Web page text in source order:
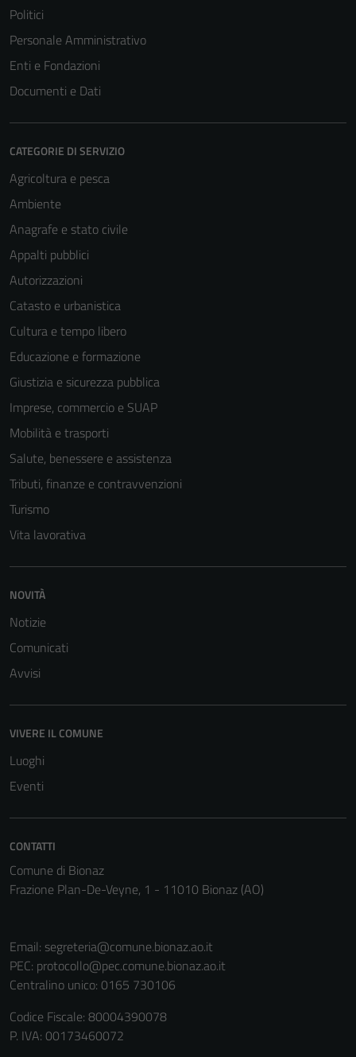
Politici
Personale Amministrativo
Enti e Fondazioni
Documenti e Dati
CATEGORIE DI SERVIZIO
Agricoltura e pesca
Ambiente
Anagrafe e stato civile
Appalti pubblici
Autorizzazioni
Catasto e urbanistica
Cultura e tempo libero
Educazione e formazione
Giustizia e sicurezza pubblica
Imprese, commercio e SUAP
Mobilità e trasporti
Salute, benessere e assistenza
Tributi, finanze e contravvenzioni
Turismo
Vita lavorativa
NOVITÀ
Notizie
Comunicati
Avvisi
VIVERE IL COMUNE
Luoghi
Eventi
CONTATTI
Comune di Bionaz
Frazione Plan-De-Veyne, 1 - 11010 Bionaz (AO)
Email: segreteria@comune.bionaz.ao.it
PEC: protocollo@pec.comune.bionaz.ao.it
Centralino unico: 0165 730106
Codice Fiscale: 80004390078
P. IVA: 00173460072
Questi cookie